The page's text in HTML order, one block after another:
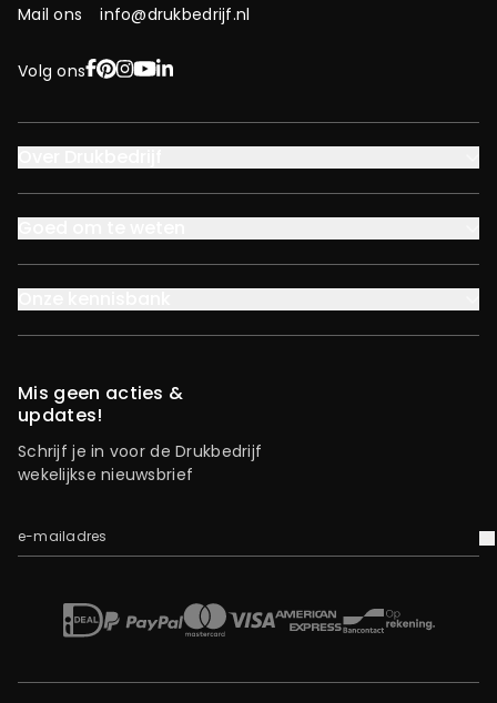
Mail ons
info@drukbedrijf.nl
Volg onsFacebook
Pinterest
Instagram
YouTube
LinkedIn
Mis geen acties &
updates!
Schrijf je in voor de Drukbedrijf
wekelijkse nieuwsbrief
e-mailadres
iDEALPaypal Mastercard
Visa American Express
BancontactOp rekening